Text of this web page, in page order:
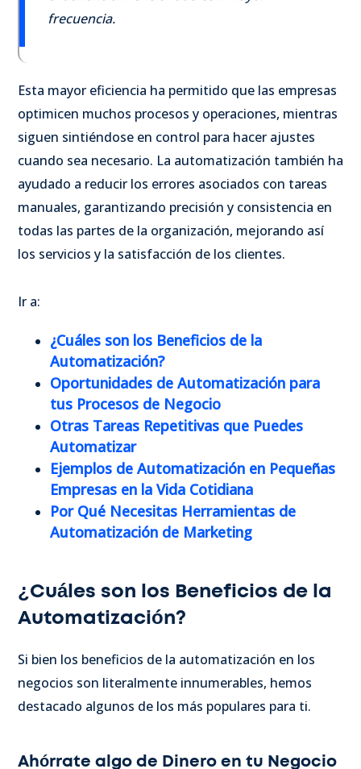
frecuencia.
Esta mayor eficiencia ha permitido que las empresas
optimicen muchos procesos y operaciones, mientras
siguen sintiéndose en control para hacer ajustes
cuando sea necesario. La automatización también ha
ayudado a reducir los errores asociados con tareas
manuales, garantizando precisión y consistencia en
todas las partes de la organización, mejorando así
los servicios y la satisfacción de los clientes.
Ir a:
¿Cuáles son los Beneficios de la
Automatización?
Oportunidades de Automatización para
tus Procesos de Negocio
Otras Tareas Repetitivas que Puedes
Automatizar
Ejemplos de Automatización en Pequeñas
Empresas en la Vida Cotidiana
Por Qué Necesitas Herramientas de
Automatización de Marketing
¿Cuáles son los Beneficios de la
Automatización?
Si bien los beneficios de la automatización en los
negocios son literalmente innumerables, hemos
destacado algunos de los más populares para ti.
Ahórrate algo de Dinero en tu Negocio